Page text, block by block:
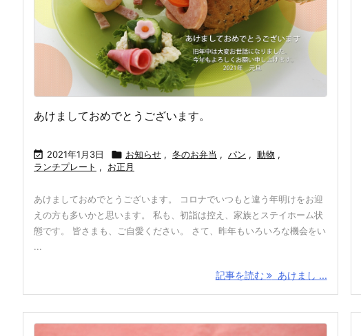
あけましておめでとうございます。
 2021年1月3日  お知らせ , 冬のお弁当 , パン , 動物 ,
ランチプレート , お正月
あけましておめでとうございます。 コロナでいつもと違う年明けをお迎
えの方も多いかと思います。 私も、初詣は控え、家族とステイホーム状
態です。 皆さまも、ご自愛ください。 さて、昨年もいろいろな機会をい
...
記事を読む あけまし ...